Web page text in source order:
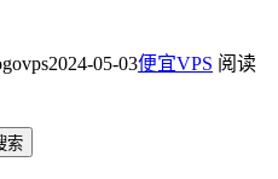
2024-05-03便宜VPS 阅读
索